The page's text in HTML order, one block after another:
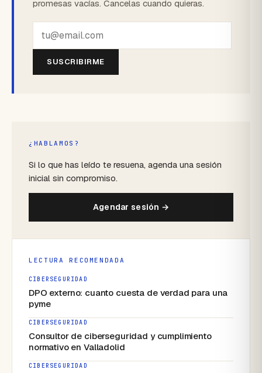
promesas vacías. Cancelas cuando quieras.
SUSCRIBIRME
¿HABLAMOS?
Si lo que has leído te resuena, agenda una sesión
inicial sin compromiso.
Agendar sesión →
LECTURA RECOMENDADA
CIBERSEGURIDAD
DPO externo: cuanto cuesta de verdad para una
pyme
CIBERSEGURIDAD
Consultor de ciberseguridad y cumplimiento
normativo en Valladolid
CIBERSEGURIDAD